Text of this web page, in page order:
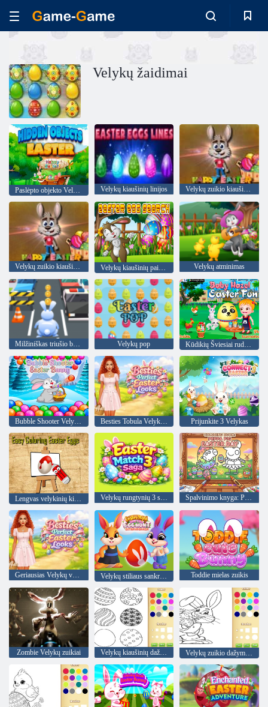
Velykų žaidimai
Paslėpto objekto Velykos Velykų kiaušinių linijos Velykų zuikio kiaušinių medžioklė
Velykų zuikio kiaušinių medžioklė Velykų kiaušinių paieška Velykų atminimas
Milžiniškas triušio bėgimas Velykų pop Kūdikių Šviesiai ruda Velykų Pramogos
Bubble Shooter Velykų zuikis Besties Tobula Velykų išvaizda Prijunkite 3 Velykas
Velykų rungtynių 3 sakmė Spalvinimo knyga: Peppa Pig Velykų diena
Geriausias Velykų vaizdas Velykų stiliaus sankryžos kiaušinių medžioklė ekstravagancija Toddie mielas zuikis
Zombie Velykų zuikiai Velykų kiaušinių dažymo knyga vaikams Velykų zuikio dažymo knyga vaikams